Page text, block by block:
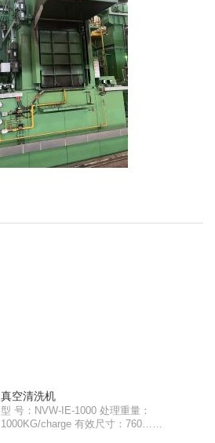
真空清洗机
型 号：NVW-IE-1000 处理重量：
1000KG/charge 有效尺寸：760……